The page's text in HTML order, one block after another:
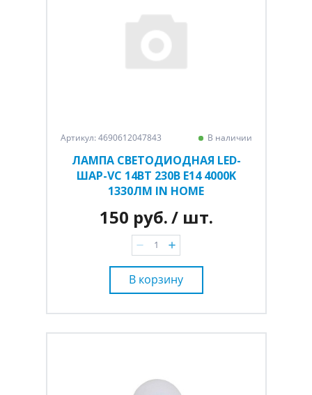
Артикул: 4690612047843 В наличии
ЛАМПА СВЕТОДИОДНАЯ LED-
ШАР-VC 14ВТ 230В E14 4000K
1330ЛМ IN HOME
150 руб./ шт.
В корзину